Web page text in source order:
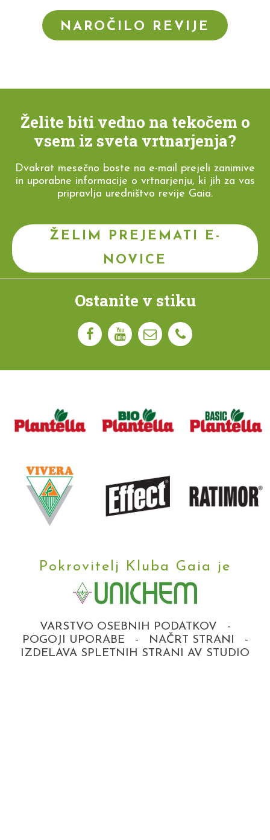
NAROČILO REVIJE
Želite biti vedno na tekočem o
vsem iz sveta vrtnarjenja?
Dvakrat mesečno boste na e-mail prejeli zanimive
in uporabne informacije o vrtnarjenju, ki jih za vas
pripravlja uredništvo revije Gaia.
ŽELIM PREJEMATI E-
NOVICE
Ostanite v stiku
Pokrovitelj Kluba Gaia je
VARSTVO OSEBNIH PODATKOV
-
POGOJI UPORABE
- NAČRT STRANI
-
IZDELAVA SPLETNIH STRANI AV STUDIO